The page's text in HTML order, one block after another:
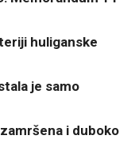
huliganske
je samo
zamršena i duboko